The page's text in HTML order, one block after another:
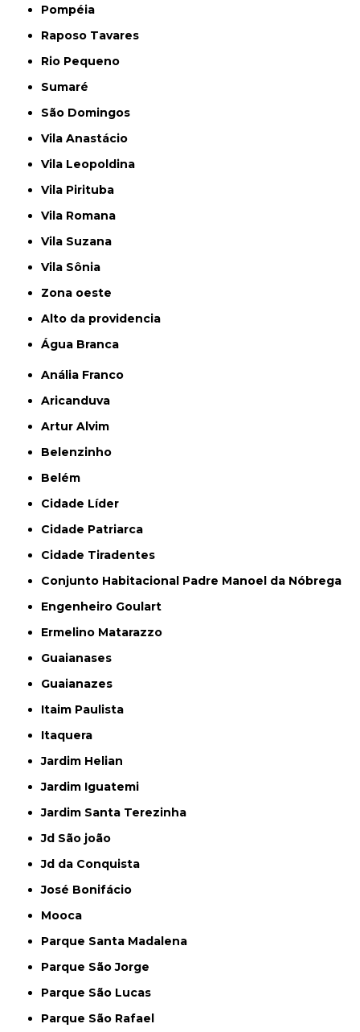
Pompéia
Raposo Tavares
Rio Pequeno
Sumaré
São Domingos
Vila Anastácio
Vila Leopoldina
Vila Pirituba
Vila Romana
Vila Suzana
Vila Sônia
Zona oeste
alto da providencia
Água Branca
Anália Franco
Aricanduva
Artur Alvim
Belenzinho
Belém
Cidade Líder
Cidade Patriarca
Cidade Tiradentes
Conjunto Habitacional Padre Manoel da Nóbrega
Engenheiro Goulart
Ermelino Matarazzo
Guaianases
Guaianazes
Itaim Paulista
Itaquera
Jardim Helian
Jardim Iguatemi
Jardim Santa Terezinha
Jd São joão
Jd da Conquista
José Bonifácio
Mooca
Parque Santa Madalena
Parque São Jorge
Parque São Lucas
Parque São Rafael